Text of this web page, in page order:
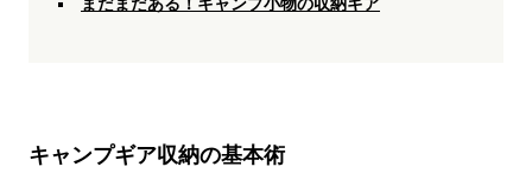
キャンプギア収納の基本術